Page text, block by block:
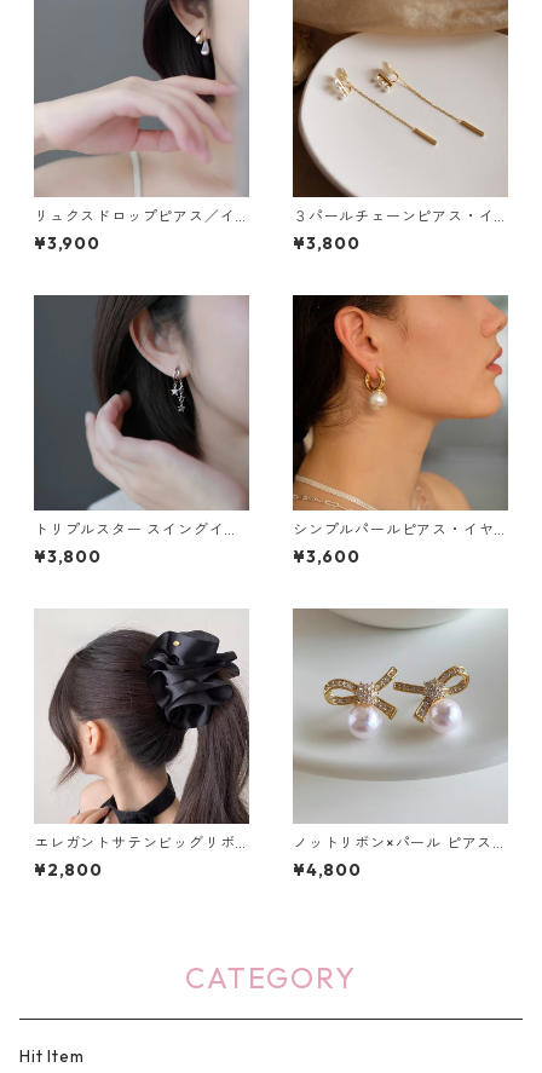
リュクスドロップピアス／イ
ヤリング：659
¥3,900
３パールチェーンピアス・イ
ヤリング：198
¥3,800
トリプルスター スイングイヤ
リング：653
¥3,800
シンプルパールピアス・イヤ
リング：263
¥3,600
エレガントサテンビッグリボ
ンバナナクリップ（２色）：6
67
¥2,800
ノットリボン×パール ピアス：
650
¥4,800
CATEGORY
Hit Item